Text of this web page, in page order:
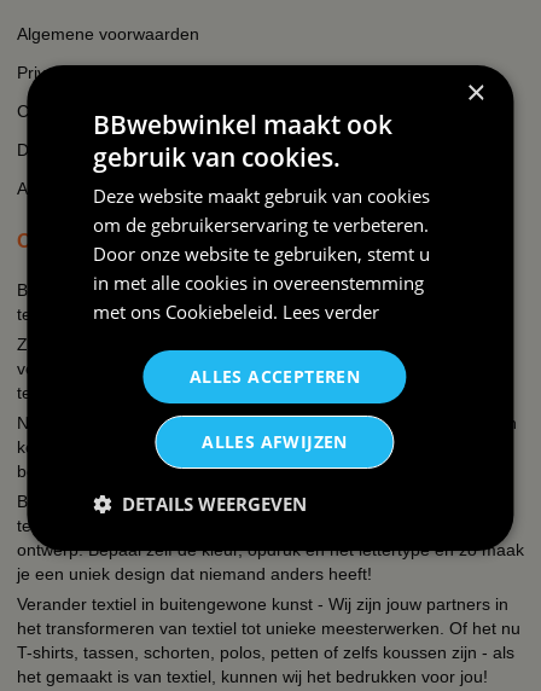
Algemene voorwaarden
Privacy
Cookie beleid
Disclaimer
AI-transparantieverklaring
OVER BBWEBWINKEL.NL
BBwebwinkel is een webshop die zich richt op alles wat met feest
te maken heeft en bedrukking van textiel en keramiek!
Zo kun je bij ons terecht voor een uitgebreid assortiment
verkleedkleding kostuums, brillen, fun t-shirts, hoeden, mokken,
tegeltjes, petjes, schorten.
Naast de verkleedkleding hebben wij een eigen textieldrukkerij en
keramiekdrukkerij. Een grappige tekst, een slogan, een quote je
bedrijfslogo, een naam, foto of een unieke print?
Bij ons kun je simpel en snel kleding bedrukken, mokken, petjes,
tegeltjes, schorten, hoodies, polos, sweaters etc. met een eigen
ontwerp. Bepaal zelf de kleur, opdruk en het lettertype en zo maak
je een uniek design dat niemand anders heeft!
Verander textiel in buitengewone kunst - Wij zijn jouw partners in
het transformeren van textiel tot unieke meesterwerken. Of het nu
T-shirts, tassen, schorten, polos, petten of zelfs koussen zijn - als
het gemaakt is van textiel, kunnen wij het bedrukken voor jou!
×
BBwebwinkel maakt ook
gebruik van cookies.
Deze website maakt gebruik van cookies
om de gebruikerservaring te verbeteren.
Door onze website te gebruiken, stemt u
in met alle cookies in overeenstemming
met ons Cookiebeleid. Lees verder
ALLES ACCEPTEREN
ALLES AFWIJZEN
DETAILS WEERGEVEN